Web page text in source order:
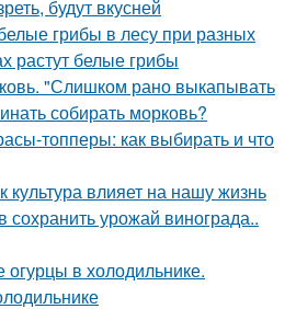
будут вкусней
грибы в лесу при разных
растут белые грибы
"Слишком рано выкапывать
собирать морковь?
топперы: как выбирать и что
культура влияет на нашу жизнь
сохранить урожай винограда..
огурцы в холодильнике.